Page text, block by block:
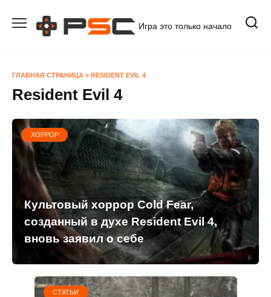
содержанию
Игра это только начало
ГЛАВНАЯ СТРАНИЦА » RESIDENT EVIL 4
Resident Evil 4
ХОРРОР
Культовый хоррор Cold Fear,
созданный в духе Resident Evil 4,
вновь заявил о себе
СТАТЬИ